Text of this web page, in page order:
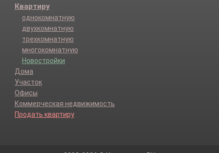
Квартиру
однокомнатную
двухкомнатную
трехкомнатную
многокомнатную
Новостройки
Дома
Участок
Офисы
Коммерческая недвижимость
Продать квартиру